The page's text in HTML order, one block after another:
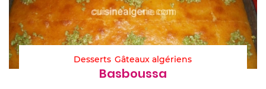
Desserts Gâteaux algériens
Basboussa